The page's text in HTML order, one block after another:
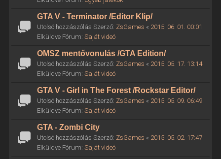
GTA V - Terminator /Editor Klip/
Utolsó hozzászólás Szerző: ZsGames « 2015. 06. 01. 00:01
Elküldve Fórum: Saját videó
OMSZ mentővonulás /GTA Edition/
Utolsó hozzászólás Szerző: ZsGames « 2015. 05. 17. 13:14
Elküldve Fórum: Saját videó
GTA V - Girl in The Forest /Rockstar Editor/
Utolsó hozzászólás Szerző: ZsGames « 2015. 05. 09. 06:49
Elküldve Fórum: Saját videó
GTA - Zombi City
Utolsó hozzászólás Szerző: ZsGames « 2015. 05. 02. 17:47
Elküldve Fórum: Saját videó